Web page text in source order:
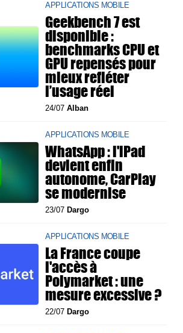
APPLICATIONS MOBILE
Geekbench 7 est
disponible :
benchmarks CPU et
GPU repensés pour
mieux refléter
l’usage réel
24/07Alban
APPLICATIONS MOBILE
WhatsApp : l'iPad
devient enfin
autonome, CarPlay
se modernise
23/07 Dargo
APPLICATIONS MOBILE
La France coupe
l'accès à
Polymarket : une
mesure excessive ?
22/07 Dargo